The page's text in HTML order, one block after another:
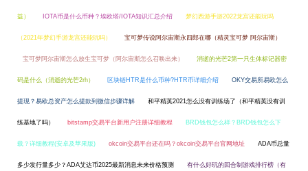
益） IOTA币是什么币种？埃欧塔/IOTA知识汇总介绍 梦幻西游手游2022龙宫还能玩吗
（2021年梦幻手游龙宫还能玩吗） 宝可梦传说阿尔宙斯永四郎在哪（精灵宝可梦 阿尔宙斯）
宝可梦阿尔宙斯怎么放生宝可梦（阿尔宙斯怎么召唤出来） 消逝的光芒2第一只生体标记器密
码是什么（消逝的光芒2rh） 区块链HTR是什么币种?HTR币详细介绍 OKY交易所易欧怎么
提现？易欧总资产怎么提款到微信步骤详解 和平精英2021怎么没有训练场了（和平精英没有训
练基地了吗） bitstamp交易平台新用户注册详细教程 BRD钱包怎么样？BRD钱包怎么下
载？详细教程(安卓及苹果版) okcoin交易平台还在吗？okcoin交易平台官网地址 ADA币总量
多少发行量多少？ADA艾达币2025最新消息未来价格预测 有什么好玩的回合制游戏排行榜（有